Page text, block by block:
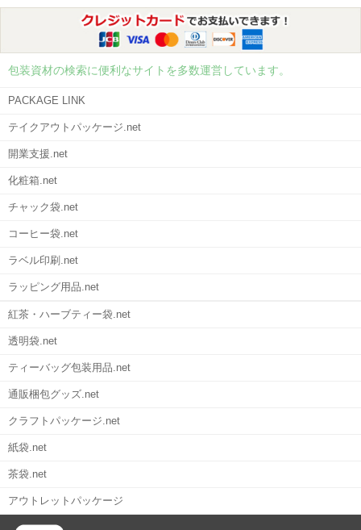
包装資材の検索に便利なサイトを多数運営しています。
PACKAGE LINK
テイクアウトパッケージ.net
開業支援.net
化粧箱.net
チャック袋.net
コーヒー袋.net
ラベル印刷.net
ラッピング用品.net
紅茶・ハーブティー袋.net
透明袋.net
ティーバッグ包装用品.net
通販梱包グッズ.net
クラフトパッケージ.net
紙袋.net
茶袋.net
アウトレットパッケージ